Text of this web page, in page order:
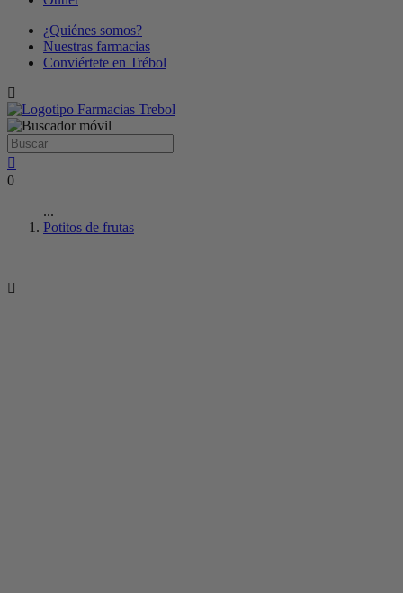
¿Quiénes somos?
Nuestras farmacias
Conviértete en Trébol
0
...
Potitos de frutas